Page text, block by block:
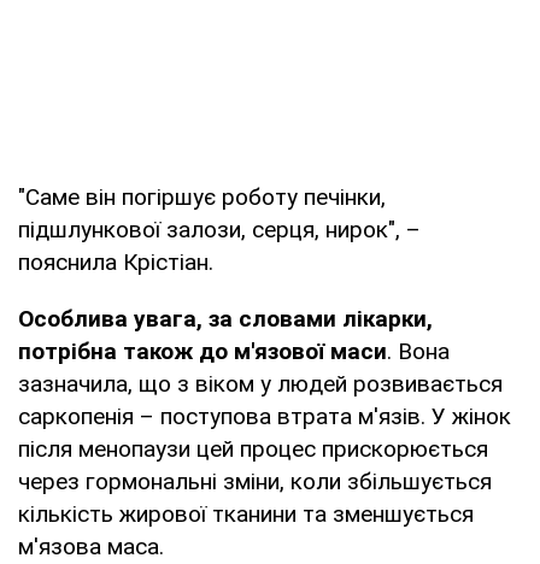
"Саме він погіршує роботу печінки,
підшлункової залози, серця, нирок", –
пояснила Крістіан.
Особлива увага, за словами лікарки,
потрібна також до м'язової маси. Вона
зазначила, що з віком у людей розвивається
саркопенія – поступова втрата м'язів. У жінок
після менопаузи цей процес прискорюється
через гормональні зміни, коли збільшується
кількість жирової тканини та зменшується
м'язова маса.